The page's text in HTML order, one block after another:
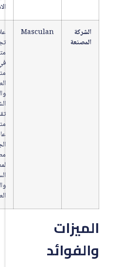
Masculan
علامة
الميزات
والفوائد